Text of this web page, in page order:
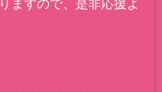
ますので、是非応援よ